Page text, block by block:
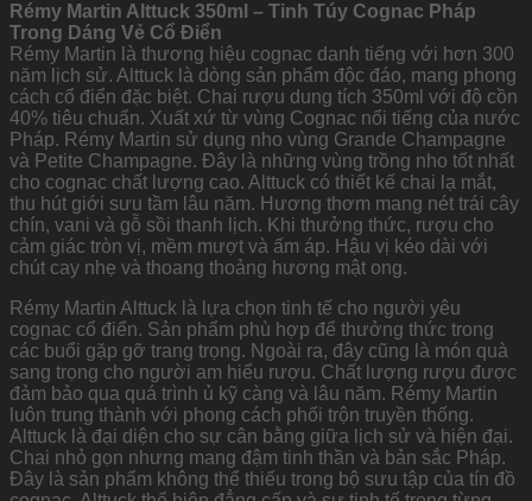
Rémy Martin Alttuck 350ml – Tinh Túy Cognac Pháp
Trong Dáng Vẻ Cổ Điển
Rémy Martin là thương hiệu cognac danh tiếng với hơn 300
năm lịch sử. Alttuck là dòng sản phẩm độc đáo, mang phong
cách cổ điển đặc biệt. Chai rượu dung tích 350ml với độ cồn
40% tiêu chuẩn. Xuất xứ từ vùng Cognac nổi tiếng của nước
Pháp. Rémy Martin sử dụng nho vùng Grande Champagne
và Petite Champagne. Đây là những vùng trồng nho tốt nhất
cho cognac chất lượng cao. Alttuck có thiết kế chai lạ mắt,
thu hút giới sưu tầm lâu năm. Hương thơm mang nét trái cây
chín, vani và gỗ sồi thanh lịch. Khi thưởng thức, rượu cho
cảm giác tròn vị, mềm mượt và ấm áp. Hậu vị kéo dài với
chút cay nhẹ và thoang thoảng hương mật ong.
Rémy Martin Alttuck là lựa chọn tinh tế cho người yêu
cognac cổ điển. Sản phẩm phù hợp để thưởng thức trong
các buổi gặp gỡ trang trọng. Ngoài ra, đây cũng là món quà
sang trọng cho người am hiểu rượu. Chất lượng rượu được
đảm bảo qua quá trình ủ kỹ càng và lâu năm. Rémy Martin
luôn trung thành với phong cách phối trộn truyền thống.
Alttuck là đại diện cho sự cân bằng giữa lịch sử và hiện đại.
Chai nhỏ gọn nhưng mang đậm tinh thần và bản sắc Pháp.
Đây là sản phẩm không thể thiếu trong bộ sưu tập của tín đồ